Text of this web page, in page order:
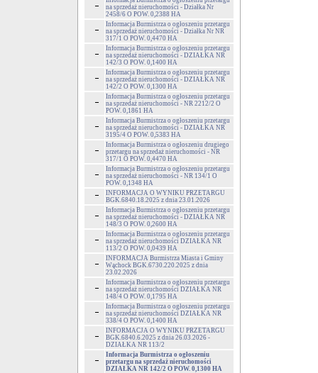
na sprzedaż nieruchomości - Działka Nr
2458/6 O POW. 0,2388 HA
Informacja Burmistrza o ogłoszeniu przetargu
na sprzedaż nieruchomości - Działka Nr NR
317/1 O POW. 0,4470 HA
Informacja Burmistrza o ogłoszeniu przetargu
na sprzedaż nieruchomości - DZIAŁKA NR
142/3 O POW. 0,1400 HA
Informacja Burmistrza o ogłoszeniu przetargu
na sprzedaż nieruchomości - DZIAŁKA NR
142/2 O POW. 0,1300 HA
Informacja Burmistrza o ogłoszeniu przetargu
na sprzedaż nieruchomości - NR 2212/2 O
POW. 0,1861 HA
Informacja Burmistrza o ogłoszeniu przetargu
na sprzedaż nieruchomości - DZIAŁKA NR
3195/4 O POW. 0,5383 HA
Informacja Burmistrza o ogłoszeniu drugiego
przetargu na sprzedaż nieruchomości - NR
317/1 O POW. 0,4470 HA
Informacja Burmistrza o ogłoszeniu przetargu
na sprzedaż nieruchomości - NR 134/1 O
POW. 0,1348 HA
INFORMACJA O WYNIKU PRZETARGU
BGK.6840.18.2025 z dnia 23.01.2026
Informacja Burmistrza o ogłoszeniu przetargu
na sprzedaż nieruchomości - DZIAŁKA NR
148/3 O POW. 0,2600 HA
Informacja Burmistrza o ogłoszeniu przetargu
na sprzedaż nieruchomości DZIAŁKA NR
113/2 O POW. 0,0439 HA
INFORMACJA Burmistrza Miasta i Gminy
Wąchock BGK.6730.220.2025 z dnia
23.02.2026
Informacja Burmistrza o ogłoszeniu przetargu
na sprzedaż nieruchomości DZIAŁKA NR
148/4 O POW. 0,1795 HA
Informacja Burmistrza o ogłoszeniu przetargu
na sprzedaż nieruchomości DZIAŁKA NR
338/4 O POW. 0,1400 HA
INFORMACJA O WYNIKU PRZETARGU
BGK.6840.6.2025 z dnia 26.03.2026 -
DZIAŁKA NR 113/2
Informacja Burmistrza o ogłoszeniu
przetargu na sprzedaż nieruchomości
DZIAŁKA NR 142/2 O POW. 0,1300 HA